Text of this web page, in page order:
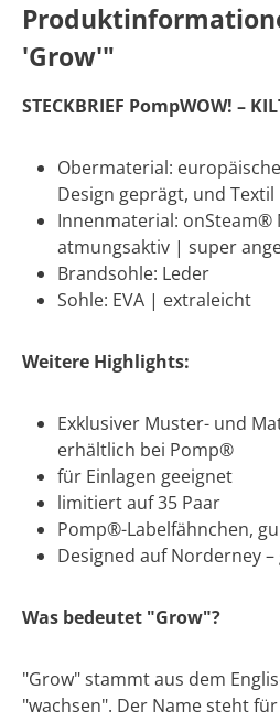
'Grow'"
STECKBRIEF PompWOW! –
Obermaterial:
Design geprägt, und
Innenmaterial: onSteam®
atmungsaktiv | super
Brandsohle: Leder
Sohle: EVA | extraleicht
Weitere Highlights:
Exklusiver Muster- und
erhältlich bei Pomp®
für Einlagen geeignet
limitiert auf 35 Paar
Pomp®-Labelfähnchen,
Designed auf Norderney
Was bedeutet "Grow"?
"Grow" stammt aus dem
"wachsen". Der Name steht